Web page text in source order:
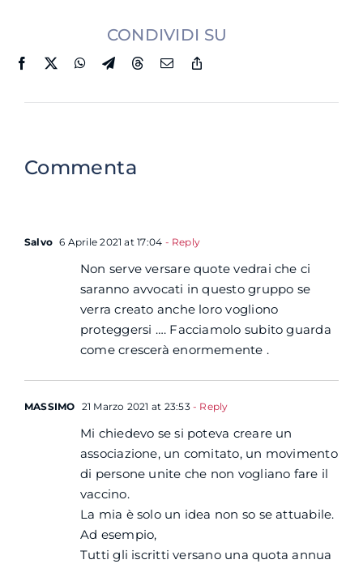
CONDIVIDI SU
Commenta
Salvo 6 Aprile 2021 at 17:04 - Reply
Non serve versare quote vedrai che ci
saranno avvocati in questo gruppo se
verra creato anche loro vogliono
proteggersi …. Facciamolo subito guarda
come crescerà enormemente .
MASSIMO 21 Marzo 2021 at 23:53- Reply
Mi chiedevo se si poteva creare un
associazione, un comitato, un movimento
di persone unite che non vogliano fare il
vaccino.
La mia è solo un idea non so se attuabile.
Ad esempio,
Tutti gli iscritti versano una quota annua